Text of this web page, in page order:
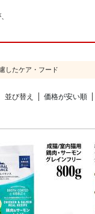
したケア・フード
並び替え 価格が安い順